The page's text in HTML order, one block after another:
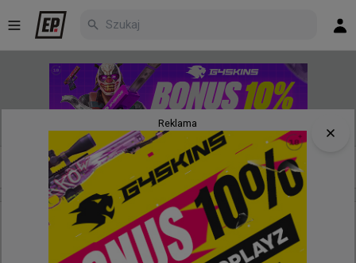
Nowe Najpopularniejsze Poczekalnia
d3oo 12 minut temu
Hyper nie mógł wczoraj wytrzymać, widząc co robi
Reklama